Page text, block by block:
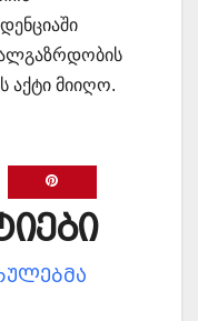
აქტი მიიღო.